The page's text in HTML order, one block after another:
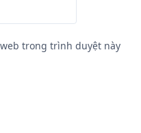
trong trình duyệt này